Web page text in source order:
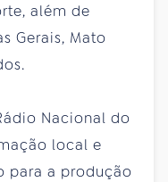
além de
Gerais, Mato
Nacional do
local e
para a produção